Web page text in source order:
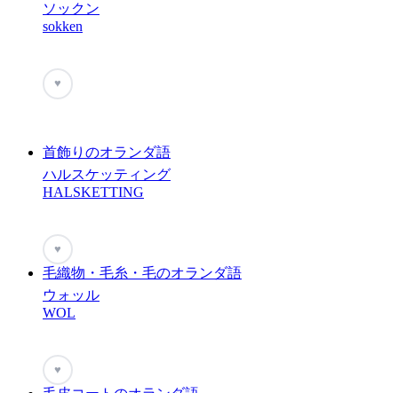
ソックン
sokken
♥
首飾りのオランダ語
ハルスケッティング
HALSKETTING
♥
毛織物・毛糸・毛のオランダ語
ウォッル
WOL
♥